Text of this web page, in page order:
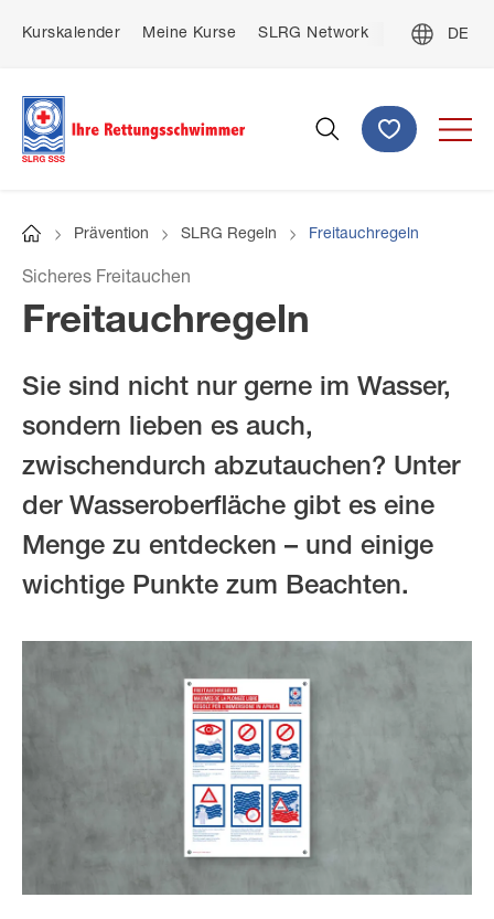
zumKurskalender Meine Kurse SLRG Network Kontakt
Suche Spenden
StartseitePrävention SLRG Regeln Freitauchregeln
Sicheres Freitauchen
Freitauchregeln
Sie sind nicht nur gerne im Wasser,
sondern lieben es auch,
zwischendurch abzutauchen? Unter
der Wasseroberfläche gibt es eine
Menge zu entdecken – und einige
wichtige Punkte zum Beachten.